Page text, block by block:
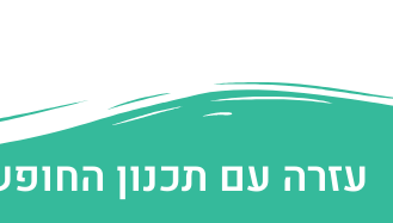
עזרה עם תכנון